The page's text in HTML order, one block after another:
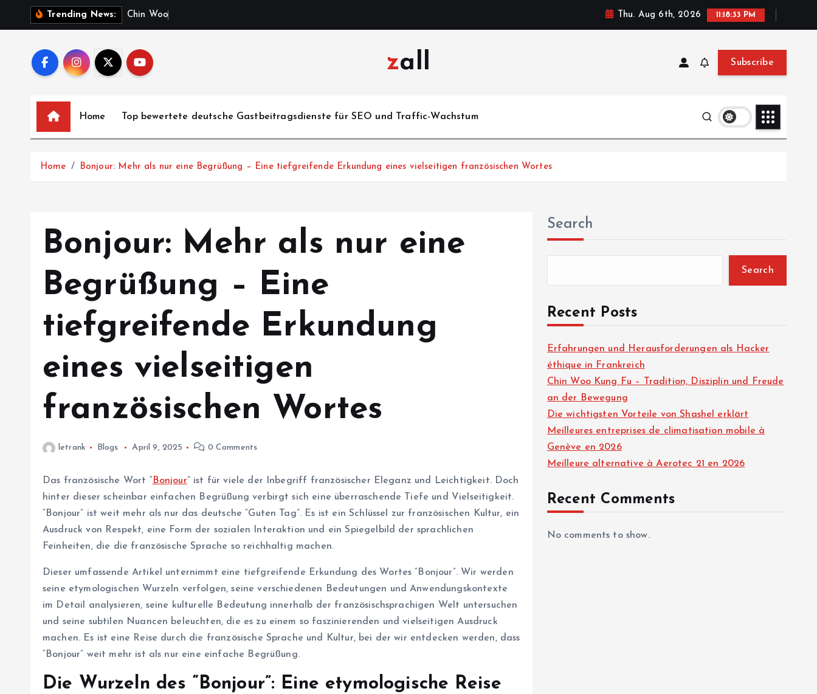
Trending News: Chin Woo Thu. Aug 6th, 2026 11:18:34 PM
zall Subscribe
Home Top bewertete deutsche Gastbeitragsdienste für SEO und Traffic-Wachstum
Home Bonjour: Mehr als nur eine Begrüßung – Eine tiefgreifende Erkundung eines vielseitigen französischen Wortes
Bonjour: Mehr als nur eine
Begrüßung – Eine
tiefgreifende Erkundung
eines vielseitigen
französischen Wortes
letrank Blogs April 9, 2025 0 Comments
Das französische Wort “ Bonjour” ist für viele der Inbegriff französischer Eleganz und Leichtigkeit. Doch
hinter dieser scheinbar einfachen Begrüßung verbirgt sich eine überraschende Tiefe und Vielseitigkeit.
“Bonjour” ist weit mehr als nur das deutsche “Guten Tag”. Es ist ein Schlüssel zur französischen Kultur, ein
Ausdruck von Respekt, eine Form der sozialen Interaktion und ein Spiegelbild der sprachlichen
Feinheiten, die die französische Sprache so reichhaltig machen.
Dieser umfassende Artikel unternimmt eine tiefgreifende Erkundung des Wortes “Bonjour”. Wir werden
seine etymologischen Wurzeln verfolgen, seine verschiedenen Bedeutungen und Anwendungskontexte
im Detail analysieren, seine kulturelle Bedeutung innerhalb der französischsprachigen Welt untersuchen
und seine subtilen Nuancen beleuchten, die es zu einem so faszinierenden und vielseitigen Ausdruck
machen. Es ist eine Reise durch die französische Sprache und Kultur, bei der wir entdecken werden, dass
“Bonjour” weit mehr ist als nur eine einfache Begrüßung.
Die Wurzeln des “Bonjour”: Eine etymologische Reise
Search
Search
Recent Posts
Erfahrungen und Herausforderungen als Hacker
éthique in Frankreich
Chin Woo Kung Fu – Tradition, Disziplin und Freude
an der Bewegung
Die wichtigsten Vorteile von Shashel erklärt
Meilleures entreprises de climatisation mobile à
Genève en 2026
Meilleure alternative à Aerotec 21 en 2026
Recent Comments
No comments to show.